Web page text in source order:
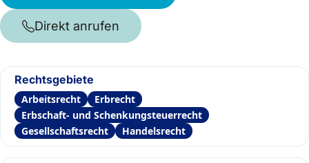
Direkt anrufen
Rechtsgebiete
Arbeitsrecht
Erbrecht
Erbschaft- und Schenkungsteuerrecht
Gesellschaftsrecht
Handelsrecht